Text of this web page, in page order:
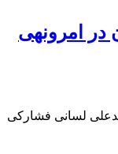
در امرونهی
لسانی فشارکی